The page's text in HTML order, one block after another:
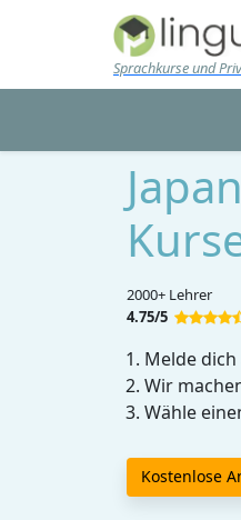
Skip to main content
Sprachkurse und
2000+ Lehrer
4.75/5
Melde
Wir
Wähle
Kostenlose